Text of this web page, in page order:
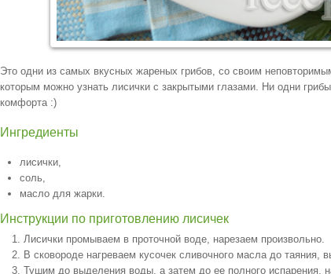
Это одни из самых вкусных жареных грибов, со своим
которым можно узнать лисички с закрытыми глазами. Ни одни
комфорта :)
Ингредиенты
лисички,
соль,
масло для жарки.
Инструкции по приготовлению лисичек
Лисички промываем в проточной воде, нарезаем произвольно.
В сковороде нагреваем кусочек сливочного масла до таяния,
Тушим до выделения воды, а затем до ее полного испарения,